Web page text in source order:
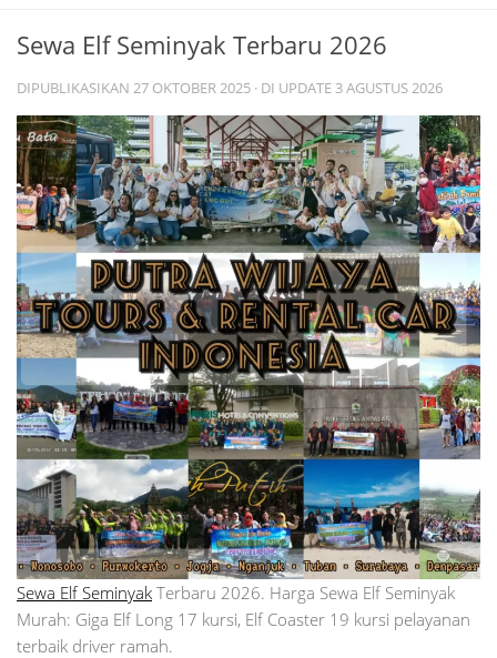
Sewa Elf Seminyak Terbaru 2026
DIPUBLIKASIKAN 27 OKTOBER 2025 · DI UPDATE 3 AGUSTUS 2026
Sewa Elf Seminyak Terbaru 2026. Harga Sewa Elf Seminyak
Murah: Giga Elf Long 17 kursi, Elf Coaster 19 kursi pelayanan
terbaik driver ramah.